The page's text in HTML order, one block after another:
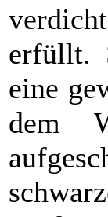
erfüllt.
eine
dem